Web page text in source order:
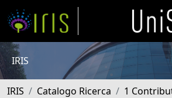
IRIS
IRIS Catalogo Ricerca
1